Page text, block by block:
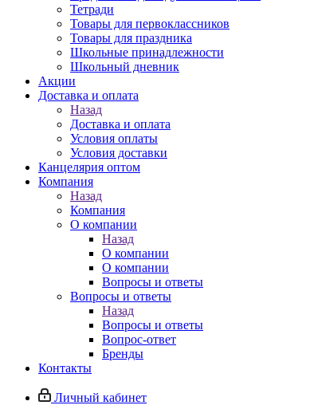
Тетради
Товары для первоклассников
Товары для праздника
Школьные принадлежности
Школьный дневник
Акции
Доставка и оплата
Назад
Доставка и оплата
Условия оплаты
Условия доставки
Канцелярия оптом
Компания
Назад
Компания
О компании
Назад
О компании
О компании
Вопросы и ответы
Вопросы и ответы
Назад
Вопросы и ответы
Вопрос-ответ
Бренды
Контакты
Личный кабинет